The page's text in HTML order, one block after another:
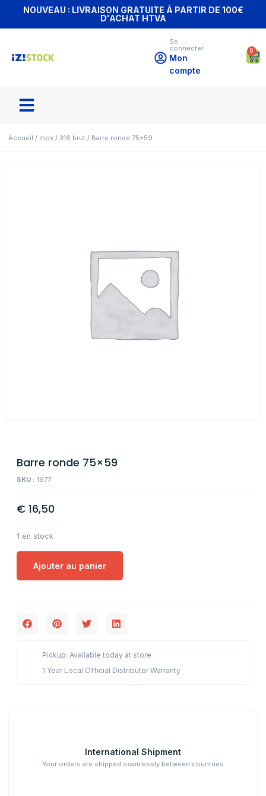
NOUVEAU : LIVRAISON GRATUITE À PARTIR DE 100€
D'ACHAT HTVA
Se
connecter
Mon
compte
0
Accueil / Inox / 316 brut / Barre ronde 75×59
Barre ronde 75×59
SKU : 1977
€ 16,50
1 en stock
Ajouter au panier
Pickup: Available today at store
1 Year Local Official Distributor Warranty
International Shipment
Your orders are shipped seamlessly between countries